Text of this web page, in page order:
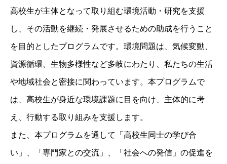
高校生が主体となって取り組む環境活動・研究を支援
し、その活動を継続・発展させるための助成を行うこと
を目的としたプログラムです。環境問題は、気候変動、
資源循環、生物多様性など多岐にわたり、私たちの生活
や地域社会と密接に関わっています。本プログラムで
は、高校生が身近な環境課題に目を向け、主体的に考
え、行動する取り組みを支援します。
また、本プログラムを通して「高校生同士の学び合
い」、「専門家との交流」、「社会への発信」の促進を